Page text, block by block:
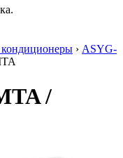
› ASYG-
/